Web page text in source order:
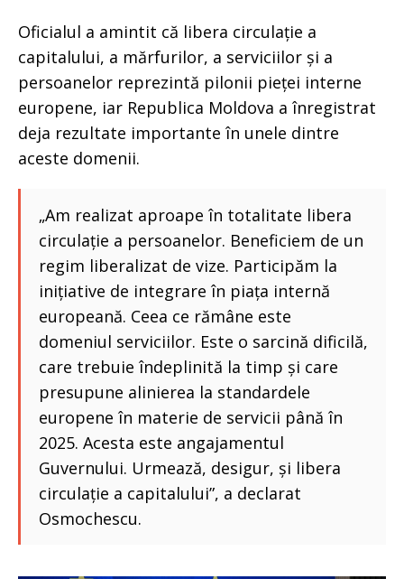
Oficialul a amintit că libera circulație a
capitalului, a mărfurilor, a serviciilor și a
persoanelor reprezintă pilonii pieței interne
europene, iar Republica Moldova a înregistrat
deja rezultate importante în unele dintre
aceste domenii.
„Am realizat aproape în totalitate libera
circulație a persoanelor. Beneficiem de un
regim liberalizat de vize. Participăm la
inițiative de integrare în piața internă
europeană. Ceea ce rămâne este
domeniul serviciilor. Este o sarcină dificilă,
care trebuie îndeplinită la timp și care
presupune alinierea la standardele
europene în materie de servicii până în
2025. Acesta este angajamentul
Guvernului. Urmează, desigur, și libera
circulație a capitalului”, a declarat
Osmochescu.